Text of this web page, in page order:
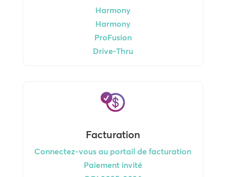
Harmony
Harmony
ProFusion
Drive-Thru
Facturation
Connectez-vous au portail de facturation
Paiement invité